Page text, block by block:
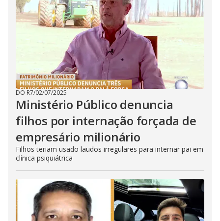
DO R7/02/07/2025
Ministério Público denuncia
filhos por internação forçada de
empresário milionário
Filhos teriam usado laudos irregulares para internar pai em
clínica psiquiátrica